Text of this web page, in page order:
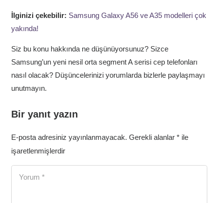
İlginizi çekebilir: Samsung Galaxy A56 ve A35 modelleri çok
yakında!
Siz bu konu hakkında ne düşünüyorsunuz? Sizce
Samsung’un yeni nesil orta segment A serisi cep telefonları
nasıl olacak? Düşüncelerinizi yorumlarda bizlerle paylaşmayı
unutmayın.
Bir yanıt yazın
E-posta adresiniz yayınlanmayacak. Gerekli alanlar *ile
işaretlenmişlerdir